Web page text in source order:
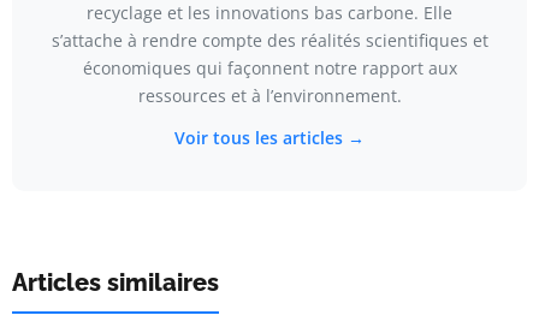
recyclage et les innovations bas carbone. Elle
s’attache à rendre compte des réalités scientifiques et
économiques qui façonnent notre rapport aux
ressources et à l’environnement.
Voir tous les articles →
Articles similaires